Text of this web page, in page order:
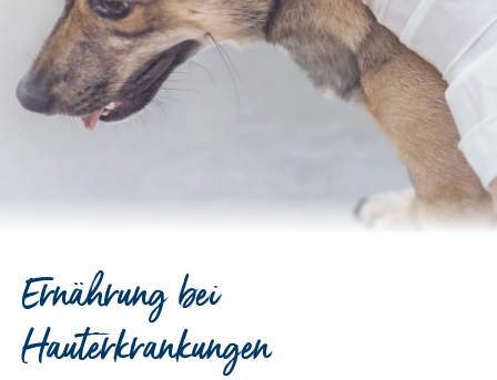
Ernährung bei
Hauterkrankungen